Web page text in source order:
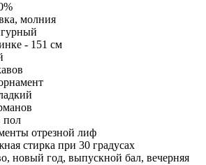
молния
- 151 см
пол
отрезной лиф
стирка при 30 градусах
новый год, выпускной бал, вечерняя